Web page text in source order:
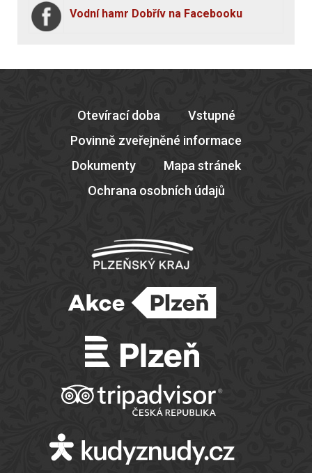
Vodní hamr Dobřív na Facebooku
Otevírací doba
Vstupné
Povinně zveřejněné informace
Dokumenty
Mapa stránek
Ochrana osobních údajů